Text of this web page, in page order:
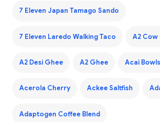
7 Eleven Japan Tamago Sando
7 Eleven Laredo Walking Taco A2 Cow
A2 Desi Ghee A2 Ghee Acai Bowls
Acerola Cherry Ackee Saltfish
Adaptogen Coffee Blend